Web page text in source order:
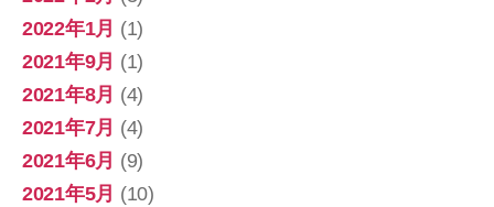
2022年1月 (1)
2021年9月 (1)
2021年8月 (4)
2021年7月 (4)
2021年6月 (9)
2021年5月 (10)